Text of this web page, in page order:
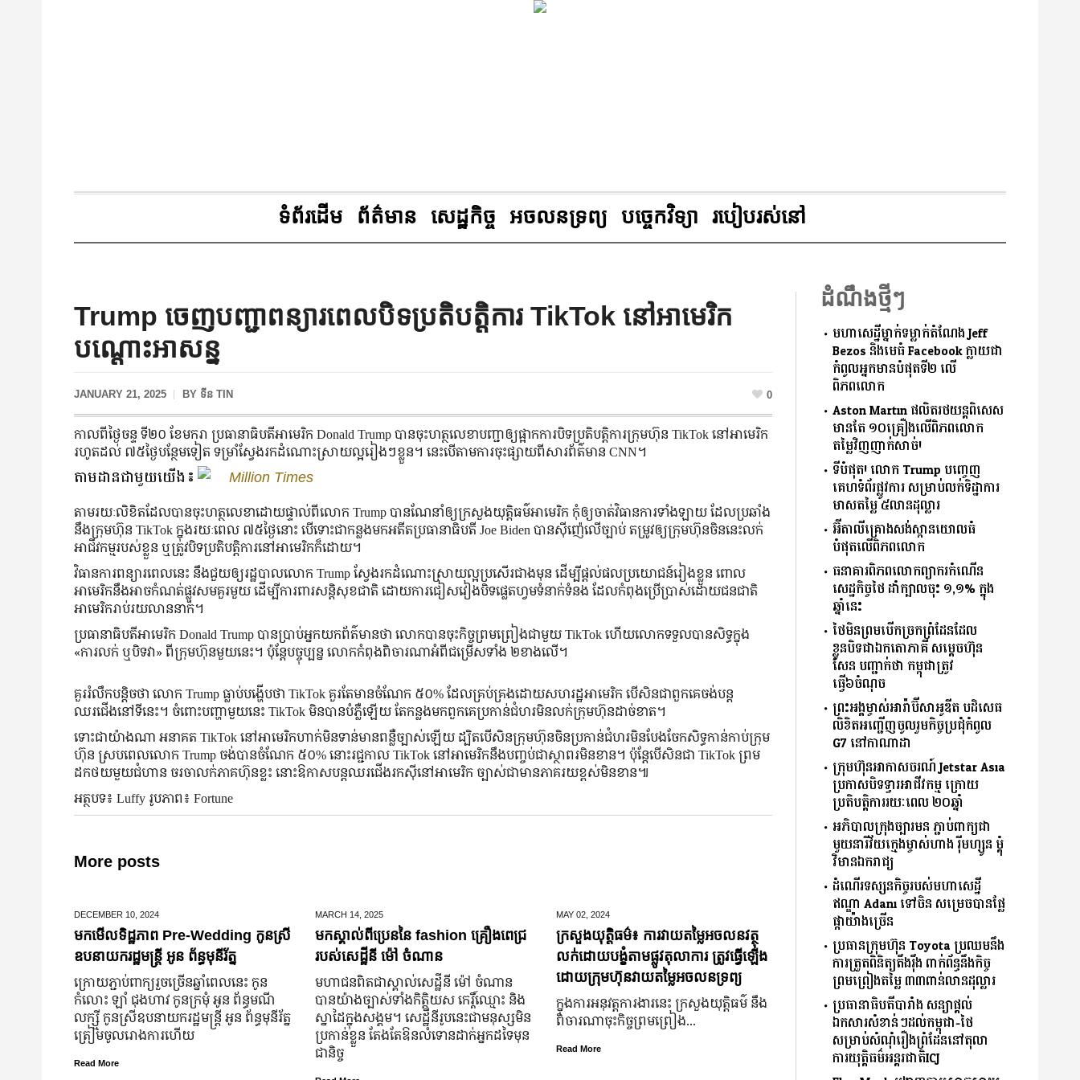
ទំព័រដើម ព័ត៌មាន សេដ្ឋកិច្ច អចលនទ្រព្យ បច្ចេកវិទ្យា របៀបរស់នៅ
Trump ចេញបញ្ជាពន្យារពេលបិទប្រតិបត្តិការ TikTok នៅអាមេរិក
បណ្ដោះអាសន្ន
JANUARY 21, 2025 BY ទីន TIN 0
កាលពីថ្ងៃចន្ទ ទី២០ ខែមករា ប្រធានាធិបតីអាមេរិក Donald Trump បានចុះហត្ថលេខាបញ្ជាឲ្យផ្អាកការបិទប្រតិបត្តិការក្រុមហ៊ុន TikTok នៅអាមេរិក
រហូតដល់ ៧៥ថ្ងៃបន្ថែមទៀត ទម្រាំស្វែងរកដំណោះស្រាយល្អរៀងៗខ្លួន។ នេះបើតាមការចុះផ្សាយពីសារព័ត៌មាន CNN។
តាមដានជាមួយយើង៖ Million Times
តាមរយៈលិខិតដែលបានចុះហត្ថលេខាដោយផ្ទាល់ពីលោក Trump បានណែនាំឲ្យក្រសួងយុត្តិធម៌អាមេរិក កុំឲ្យចាត់វិធានការទាំងឡាយ ដែលប្រឆាំង
នឹងក្រុមហ៊ុន TikTok ក្នុងរយៈពេល ៧៥ថ្ងៃនោះ បើទោះជាកន្លងមកអតីតប្រធានាធិបតី Joe Biden បានស៊ីញ៉េលើច្បាប់ តម្រូវឲ្យក្រុមហ៊ុនចិននេះលក់
អាជីវកម្មរបស់ខ្លួន ឬត្រូវបិទប្រតិបត្តិការនៅអាមេរិកក៏ដោយ។
វិធានការពន្យារពេលនេះ នឹងជួយឲ្យរដ្ឋបាលលោក Trump ស្វែងរកដំណោះស្រាយល្អប្រសើរជាងមុន ដើម្បីផ្ដល់ផលប្រយោជន៍រៀងខ្លួន ពោល
អាមេរិកនឹងអាចកំណត់ផ្លូវសមគួរមួយ ដើម្បីការពារសន្តិសុខជាតិ ដោយការជៀសវៀងបិទផ្លេតហ្វមទំនាក់ទំនង ដែលកំពុងប្រើប្រាស់ដោយជនជាតិ
អាមេរិករាប់រយលាននាក់។
ប្រធានាធិបតីអាមេរិក Donald Trump បានប្រាប់អ្នកយកព័ត៌មានថា លោកបានចុះកិច្ចព្រមព្រៀងជាមួយ TikTok ហើយលោកទទួលបានសិទ្ធក្នុង
«ការលក់ ឬបិទវា» ពីក្រុមហ៊ុនមួយនេះ។ ប៉ុន្តែបច្ចុប្បន្ន លោកកំពុងពិចារណាអំពីជម្រើសទាំង ២ខាងលើ។
គួររំលឹកបន្តិចថា លោក Trump ធ្លាប់បង្ហើបថា TikTok គួរតែមានចំណែក ៥០% ដែលគ្រប់គ្រងដោយសហរដ្ឋអាមេរិក បើសិនជាពួកគេចង់បន្ត
ឈរជើងនៅទីនេះ។ ចំពោះបញ្ហាមួយនេះ TikTok មិនបានបំភ្លឺឡើយ តែកន្លងមកពួកគេប្រកាន់ជំហរមិនលក់ក្រុមហ៊ុនដាច់ខាត។
ទោះជាយ៉ាងណា អនាគត TikTok នៅអាមេរិកហាក់មិនទាន់មានពន្លឺច្បាស់ឡើយ ដ្បិតបើសិនក្រុមហ៊ុនចិនប្រកាន់ជំហរមិនបែងចែកសិទ្ធកាន់កាប់ក្រុម
ហ៊ុន ស្របពេលលោក Trump ចង់បានចំណែក ៥០% នោះរជ្ជកាល TikTok នៅអាមេរិកនឹងបញ្ចប់ជាស្ថាពរមិនខាន។ ប៉ុន្តែបើសិនជា TikTok ព្រម
ដកថយមួយជំហាន ចរចាលក់ភាគហ៊ុនខ្លះ នោះឱកាសបន្តឈរជើងរកស៊ីនៅអាមេរិក ច្បាស់ជាមានភាគរយខ្ពស់មិនខាន៕
អត្ថបទ៖ Luffy រូបភាព៖ Fortune
More posts
DECEMBER 10, 2024
មកមើលទិដ្ឋភាព Pre-Wedding កូនស្រី
ឧបនាយករដ្ឋមន្រ្តី អូន ព័ន្ធមុនីរ័ត្ន
ក្រោយ​ភ្ជាប់​ពាក្យ​រួច​ច្រើន​ឆ្នាំ​ពេលនេះ កូន
កំលោះ ឡាំ ជុងហាវ កូនក្រមុំ អូន ព័ន្ធមណី
លក្ស្មី កូនស្រី​ឧបនាយករដ្ឋមន្ត្រី អូន ព័ន្ធមុនីរ័ត្ន
ត្រៀម​ចូល​រោងការ​ហើយ
Read More
MARCH 14, 2025
មកស្គាល់ពីប្រេននៃ​ fashion គ្រឿងពេជ្រ
របស់សេដ្ឋីនី ម៉ៅ ចំណាន
មហាជន​ពិតជា​ស្គាល់​សេដ្ឋី​នី ម៉ៅ ចំណាន
បាន​យ៉ាង​ច្បាស់​ទាំង​កិត្តិយស កេរ្តិ៍ឈ្មោះ និង​
ស្នាដៃ​ក្នុង​សង្គម។ សេដ្ឋី​នី​រូប​នេះ​ជា​មនុស្ស​មិន​
ប្រកាន់​ខ្លួន តែងតែ​ឱនលំទោន​ដាក់​អ្នក​ដទៃ​មុន​
ជានិច្ច
MAY 02, 2024
ក្រសួងយុត្តិធម៌៖ ការវាយតម្លៃអចលនវត្ថុ
លក់ដោយបង្ខំតាមផ្លូវតុលាការ ត្រូវធ្វើឡើង
ដោយក្រុមហ៊ុនវាយតម្លៃអចលនទ្រព្យ
ក្នុងការអនុវត្តការងារនេះ ក្រសួងយុត្តិធម៌ នឹង
ពិចារណាចុះកិច្ចព្រមព្រៀង...
Read More
ដំណឹងថ្មីៗ
មហាសេដ្ឋីម្នាក់ទម្លាក់តំណែង Jeff
Bezos និងមេធំ Facebook ក្លាយជា
កំពូលអ្នកមានបំផុតទី២ លើ
ពិភពលោក
Aston Martin ផលិតរថយន្តពិសេស
មានតែ ១០គ្រឿងលើពិភពលោក
តម្លៃវិញញាក់សាច់!
ទីបំផុត! លោក Trump បញ្ចេញ
គេហទំព័រផ្លូវការ សម្រាប់លក់ទិដ្ឋាការ
មាសតម្លៃ ៥លានដុល្លារ
អ៊ីតាលីគ្រោងសង់ស្ពានយោលធំ
បំផុតលើពិភពលោក
ធនាគារពិភពលោកព្យាករកំណើន
សេដ្ឋកិច្ចថៃ ដាំក្បាលចុះ ១,១% ក្នុង
ឆ្នាំនេះ
ថៃមិនព្រមបើកច្រកព្រំដែនដែល
ខ្លួនបិទជាឯកតោភាគី សម្តេចហ៊ុន
សែន បញ្ជាក់ថា កម្ពុជាត្រូវ
ធ្វើ៦ចំណុច
ព្រះអង្គម្ចាស់អារ៉ាប៊ីសាអូឌីត បដិសេធ
លិខិតអញ្ជើញចូលរួមកិច្ចប្រជុំកំពូល
G7 នៅកាណាដា
ក្រុមហ៊ុនអាកាសចរណ៍ Jetstar Asia
ប្រកាសបិទទ្វារអាជីវកម្ម ក្រោយ
ប្រតិបត្តិការរយៈពេល ២០ឆ្នាំ
អភិបាលក្រុងច្បារមន ភ្ជាប់ពាក្យជា
មួយនារីវ័យក្មេងម្ចាស់ហាង រ៉ីមហ្សូន ម្តុំ
វិមានឯករាជ្យ
ដំណើរទស្សនកិច្ចរបស់មហាសេដ្ឋី
ឥណ្ឌា Adani ទៅចិន សម្រេចបានផ្លែ
ផ្កាយ៉ាងច្រើន
ប្រធានក្រុមហ៊ុន Toyota ប្រឈមនឹង
ការត្រួតពិនិត្យតឹងរ៉ឹង ពាក់ព័ន្ធនឹងកិច្ច
ព្រមព្រៀងតម្លៃ ៣៣ពាន់លានដុល្លារ
ប្រធានាធិបតីបារាំង សន្យាផ្ដល់
ឯកសារសំខាន់ៗដល់កម្ពុជា-ថៃ
សម្រាប់សំណុំរឿងព្រំដែននៅតុលា
ការយុតិ្តធម៌អន្តរជាតិICJ